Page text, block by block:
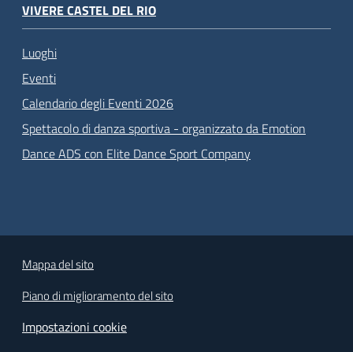
VIVERE CASTEL DEL RIO
Luoghi
Eventi
Calendario degli Eventi 2026
Spettacolo di danza sportiva - organizzato da Emotion
Dance ADS con Elite Dance Sport Company
Mappa del sito
Piano di miglioramento del sito
Impostazioni cookie